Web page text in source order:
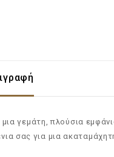
γεμάτη, πλούσια
σας για μια